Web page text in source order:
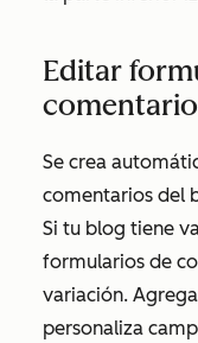
Editar
Se crea
comentarios del
Si tu blog tiene
formularios de
variación.
personaliza